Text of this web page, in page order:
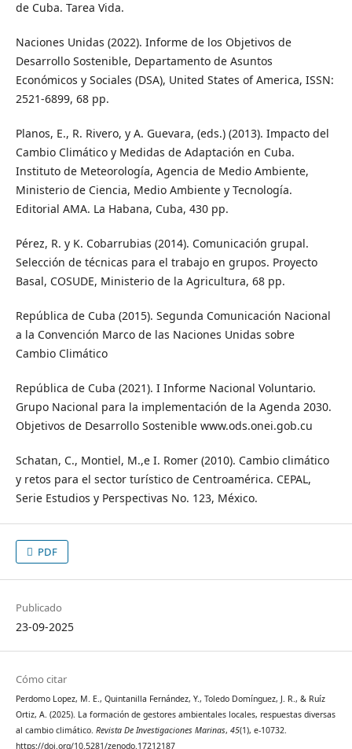
de Cuba. Tarea Vida.
Naciones Unidas (2022). Informe de los Objetivos de
Desarrollo Sostenible, Departamento de Asuntos
Económicos y Sociales (DSA), United States of America, ISSN:
2521-6899, 68 pp.
Planos, E., R. Rivero, y A. Guevara, (eds.) (2013). Impacto del
Cambio Climático y Medidas de Adaptación en Cuba.
Instituto de Meteorología, Agencia de Medio Ambiente,
Ministerio de Ciencia, Medio Ambiente y Tecnología.
Editorial AMA. La Habana, Cuba, 430 pp.
Pérez, R. y K. Cobarrubias (2014). Comunicación grupal.
Selección de técnicas para el trabajo en grupos. Proyecto
Basal, COSUDE, Ministerio de la Agricultura, 68 pp.
República de Cuba (2015). Segunda Comunicación Nacional
a la Convención Marco de las Naciones Unidas sobre
Cambio Climático
República de Cuba (2021). I Informe Nacional Voluntario.
Grupo Nacional para la implementación de la Agenda 2030.
Objetivos de Desarrollo Sostenible www.ods.onei.gob.cu
Schatan, C., Montiel, M.,e I. Romer (2010). Cambio climático
y retos para el sector turístico de Centroamérica. CEPAL,
Serie Estudios y Perspectivas No. 123, México.
PDF
Publicado
23-09-2025
Cómo citar
Perdomo Lopez, M. E., Quintanilla Fernández, Y., Toledo Domínguez, J. R., & Ruíz
Ortiz, A. (2025). La formación de gestores ambientales locales, respuestas diversas
al cambio climático. Revista De Investigaciones Marinas, 45(1), e-10732.
https://doi.org/10.5281/zenodo.17212187